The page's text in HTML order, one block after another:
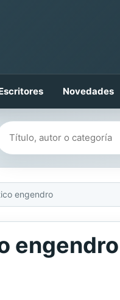
Novedades
libros
engendro
engendro